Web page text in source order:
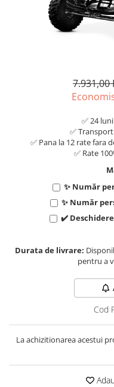
7.931,00
✅ 24
✅
✅ Pana la 12 rate fara
✅ Rate
✨ Număr
✨ Număr
✔️ Deschidere
Durata de livrare:
pentru a
Cod
La achizitionarea acestui